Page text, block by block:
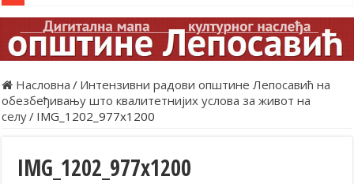
Насловна / Интензивни радови општине Лепосавић на
обезбеђивању што квалитетнијих услова за живот на
селу/ IMG_1202_977x1200
IMG_1202_977x1200